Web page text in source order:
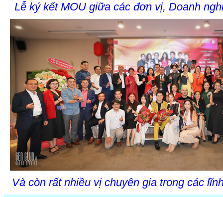
Lễ ký kết MOU giữa các đơn vị, Doanh
Và còn rất nhiều vị chuyên gia trong các